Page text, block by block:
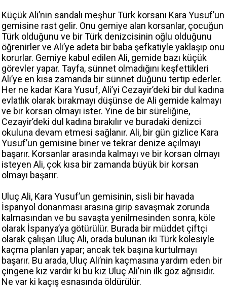
Küçük Ali’nin sandalı meşhur Türk korsanı Kara Yusuf’un
gemisine rast gelir. Onu gemiye alan korsanlar, çocuğun
Türk olduğunu ve bir Türk denizcisinin oğlu olduğunu
öğrenirler ve Ali’ye adeta bir baba şefkatiyle yaklaşıp onu
korurlar. Gemiye kabul edilen Ali, gemide bazı küçük
görevler yapar. Tayfa, sünnet olmadığını keşfettikleri
Ali’ye en kısa zamanda bir sünnet düğünü tertip ederler.
Her ne kadar Kara Yusuf, Ali’yi Cezayir’deki bir dul kadına
evlatlık olarak bırakmayı düşünse de Ali gemide kalmayı
ve bir korsan olmayı ister. Yine de bir süreliğine,
Cezayir’deki dul kadına bırakılır ve buradaki denizci
okuluna devam etmesi sağlanır. Ali, bir gün gizlice Kara
Yusuf’un gemisine biner ve tekrar denize açılmayı
başarır. Korsanlar arasında kalmayı ve bir korsan olmayı
isteyen Ali, çok kısa bir zamanda büyük bir korsan
olmayı başarır.
Uluç Ali, Kara Yusuf’un gemisinin, sisli bir havada
İspanyol donanması arasına girip savaşmak zorunda
kalmasından ve bu savaşta yenilmesinden sonra, köle
olarak İspanya’ya götürülür. Burada bir müddet çiftçi
olarak çalışan Uluç Ali, orada bulunan iki Türk kölesiyle
kaçma planları yapar; ancak tek başına kurtulmayı
başarır. Bu arada, Uluç Ali’nin kaçmasına yardım eden bir
çingene kız vardır ki bu kız Uluç Ali’nin ilk göz ağrısıdır.
Ne var ki kaçış esnasında öldürülür.